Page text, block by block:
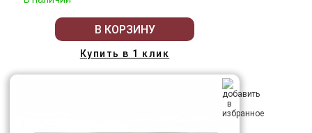
В КОРЗИНУ
Купить в 1 клик